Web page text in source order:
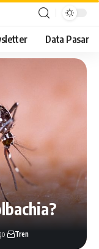
Data Pasar
Tren